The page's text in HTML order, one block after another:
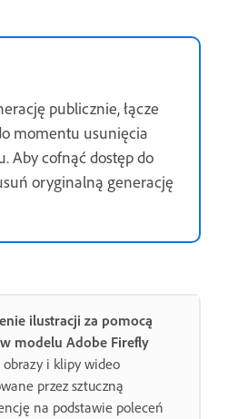
publicznie, łącze
momentu usunięcia
Aby cofnąć dostęp do
oryginalną generację
ilustracji za pomocą
modelu Adobe Firefly
obrazy i klipy wideo
przez sztuczną
na podstawie poleceń